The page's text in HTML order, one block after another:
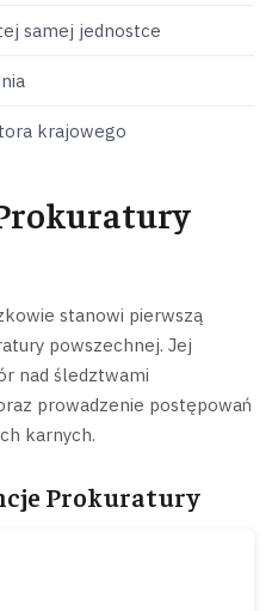
samej jednostce
krajowego
stanowi pierwszą
powszechnej. Jej
nad śledztwami
prowadzenie postępowań
karnych.
Prokuratury